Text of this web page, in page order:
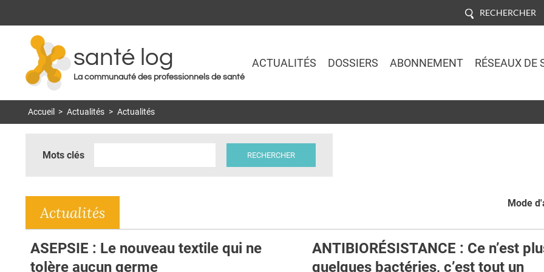
RECHERCHER
santé log
La communauté des professionnels de santé
ACTUALITÉS DOSSIERS ABONNEMENT RÉSEAUX DE
Accueil > Actualités > Actualités
Mots clés
Mode
Actualités
ASEPSIE : Le nouveau textile qui ne
tolère aucun germe
ANTIBIORÉSISTANCE : Ce n’est
quelques bactéries, c’est tout un